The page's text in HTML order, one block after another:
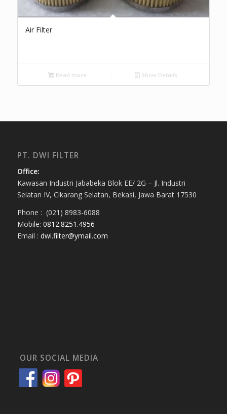
Air Filter
Read more Show Details
PT. DWI FILTER
Office:
Kawasan Industri Jababeka Blok EE/ 2G – Jl. Industri
Selatan IV, Cikarang Selatan, Bekasi, Jawa Barat 17530
Phone : (021) 8983-6088
Mobile: 0812.8251.4956
Email : dwi.filter@ymail.com
OUR SOCIAL MEDIA